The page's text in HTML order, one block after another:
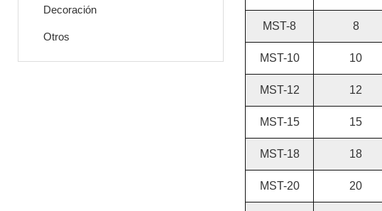
MST-8 8
MST-10 10
MST-12 12
MST-15 15
MST-18 18
MST-20 20
Decoración
Otros